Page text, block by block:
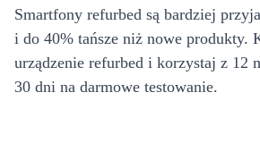
Smartfony refurbed są bardziej
i do 40% tańsze niż nowe produkty.
urządzenie refurbed i korzystaj z 12
30 dni na darmowe testowanie.